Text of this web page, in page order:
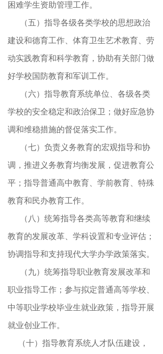
困难学生资助管理工作。
（五）指导各级各类学校的思想政治
建设和德育工作、体育卫生艺术教育、劳
动实践教育和科学教育 ， 协助有关部门做
好学校国防教育和军训工作。
（六）指导教育系统单位、各级各类
学校的安全稳定和政治保卫 ； 做好应急协
调和维稳措施的督促落实工作。
（七）负责义务教育的宏观指导和协
调 ， 推进义务教育均衡发展，促进教育公
平 ； 指导普通高中教育、学前教育、特殊
教育和民办教育工作。
（八）统筹指导各类高等教育和继续
教育的发展改革、学科设置和专业评估 ；
协调指导和支持现代大学办学政策落实。
（九）统筹指导职业教育发展改革和
职业指导工作 ； 参与拟定普通高等学校、
中等职业学校毕业生就业政策，指导开展
就业创业工作。
（十）指导教育系统人才队伍建设 ，